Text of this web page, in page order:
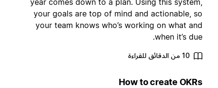
year comes down to a plan. Using this
your goals are top of mind and actionable,
your team knows who’s working on what
when it’s
10 من الدقائق للقراءة
How to create